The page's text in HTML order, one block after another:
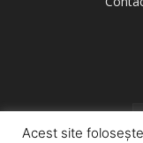
Acest site